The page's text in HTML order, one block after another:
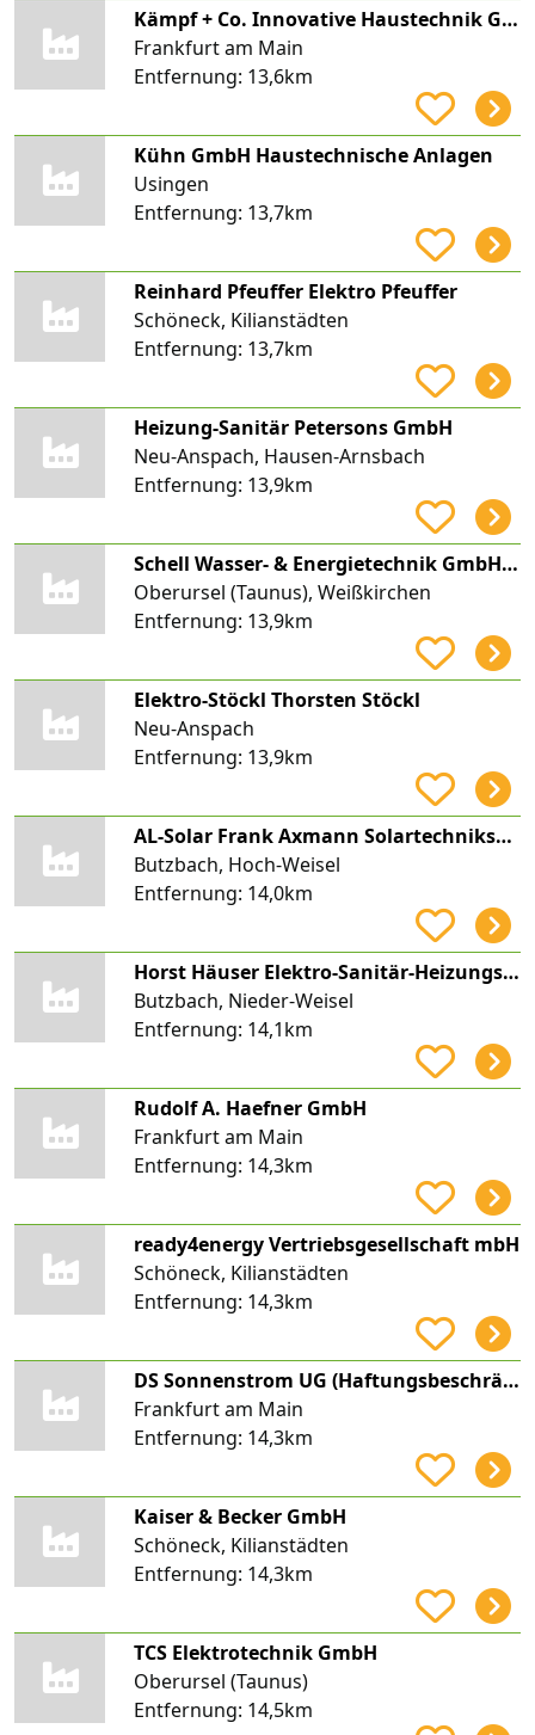
Kämpf + Co. Innovative Haustechnik GmbH
Frankfurt am Main
Entfernung: 13,6km
Kühn GmbH Haustechnische Anlagen
Usingen
Entfernung: 13,7km
Reinhard Pfeuffer Elektro Pfeuffer
Schöneck, Kilianstädten
Entfernung: 13,7km
Heizung-Sanitär Petersons GmbH
Neu-Anspach, Hausen-Arnsbach
Entfernung: 13,9km
Schell Wasser- & Energietechnik GmbH & Co. KG
Oberursel (Taunus), Weißkirchen
Entfernung: 13,9km
Elektro-Stöckl Thorsten Stöckl
Neu-Anspach
Entfernung: 13,9km
AL-Solar Frank Axmann Solartechnikservice
Butzbach, Hoch-Weisel
Entfernung: 14,0km
Horst Häuser Elektro-Sanitär-Heizungsbau
Butzbach, Nieder-Weisel
Entfernung: 14,1km
Rudolf A. Haefner GmbH
Frankfurt am Main
Entfernung: 14,3km
ready4energy Vertriebsgesellschaft mbH
Schöneck, Kilianstädten
Entfernung: 14,3km
DS Sonnenstrom UG (Haftungsbeschränkt)
Frankfurt am Main
Entfernung: 14,3km
Kaiser & Becker GmbH
Schöneck, Kilianstädten
Entfernung: 14,3km
TCS Elektrotechnik GmbH
Oberursel (Taunus)
Entfernung: 14,5km